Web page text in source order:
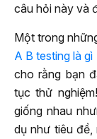
câu hỏi này và
Một trong
A B testing là gì
cho rằng bạn
tục thử
giống nhau
dụ như tiêu đề,